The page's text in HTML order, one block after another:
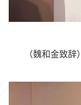
（魏和金致辞）